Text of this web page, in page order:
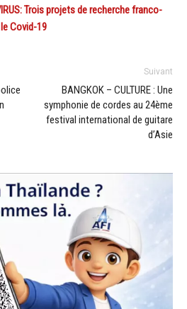
Trois projets de recherche franco-
Covid-19
Suivant
BANGKOK – CULTURE : Une
symphonie de cordes au 24ème
festival international de guitare
d’Asie